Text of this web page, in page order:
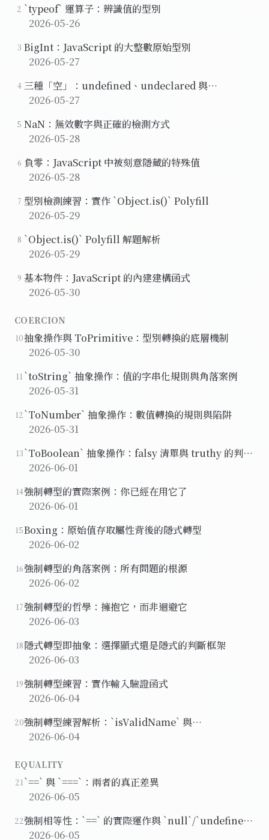
2 `typeof` 運算子：辨識值的型別
2026-05-26
3 BigInt：JavaScript 的大整數原始型別
2026-05-27
4 三種「空」：undefined、undeclared 與
uninitialized
2026-05-27
5 NaN：無效數字與正確的檢測方式
2026-05-28
6 負零：JavaScript 中被刻意隱藏的特殊值
2026-05-28
7 型別檢測練習：實作 `Object.is()` Polyfill
2026-05-29
8 `Object.is()` Polyfill 解題解析
2026-05-29
9 基本物件：JavaScript 的內建建構函式
2026-05-30
COERCION
10抽象操作與 ToPrimitive：型別轉換的底層機制
2026-05-30
11 `toString` 抽象操作：值的字串化規則與角落案例
2026-05-31
12 `ToNumber` 抽象操作：數值轉換的規則與陷阱
2026-05-31
13`ToBoolean` 抽象操作：falsy 清單與 truthy 的判斷
邏輯
2026-06-01
14強制轉型的實際案例：你已經在用它了
2026-06-01
15Boxing：原始值存取屬性背後的隱式轉型
2026-06-02
16強制轉型的角落案例：所有問題的根源
2026-06-02
17強制轉型的哲學：擁抱它，而非迴避它
2026-06-03
18隱式轉型即抽象：選擇顯式還是隱式的判斷框架
2026-06-03
19強制轉型練習：實作輸入驗證函式
2026-06-04
20強制轉型練習解析：`isValidName` 與
`hoursAttended`
2026-06-04
EQUALITY
21 `==` 與 `===`：兩者的真正差異
2026-06-05
22強制相等性：`==` 的實際運作與 `null`/`undefined`
的特殊關係
2026-06-05